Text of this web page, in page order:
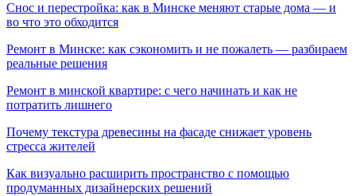
Снос и перестройка: как в Минске меняют старые дома — и
во что это обходится
Ремонт в Минске: как сэкономить и не пожалеть — разбираем
реальные решения
Ремонт в минской квартире: с чего начинать и как не
потратить лишнего
Почему текстура древесины на фасаде снижает уровень
стресса жителей
Как визуально расширить пространство с помощью
продуманных дизайнерских решений